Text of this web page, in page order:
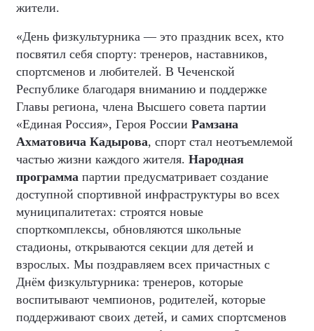
жители.
«День физкультурника — это праздник всех, кто
посвятил себя спорту: тренеров, наставников,
спортсменов и любителей. В Чеченской
Республике благодаря вниманию и поддержке
Главы региона, члена Высшего совета партии
«Единая Россия», Героя России Рамзана
Ахматовича Кадырова, спорт стал неотъемлемой
частью жизни каждого жителя. Народная
программа партии предусматривает создание
доступной спортивной инфраструктуры во всех
муниципалитетах: строятся новые
спорткомплексы, обновляются школьные
стадионы, открываются секции для детей и
взрослых. Мы поздравляем всех причастных с
Днём физкультурника: тренеров, которые
воспитывают чемпионов, родителей, которые
поддерживают своих детей, и самих спортсменов